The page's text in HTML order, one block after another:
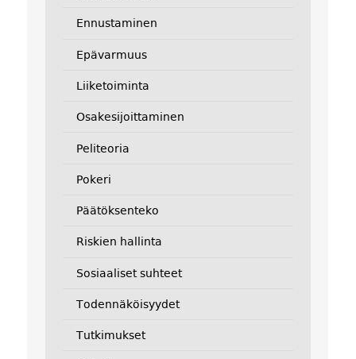
Ennustaminen
Epävarmuus
Liiketoiminta
Osakesijoittaminen
Peliteoria
Pokeri
Päätöksenteko
Riskien hallinta
Sosiaaliset suhteet
Todennäköisyydet
Tutkimukset